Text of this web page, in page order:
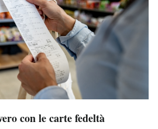
con le carte fedeltà